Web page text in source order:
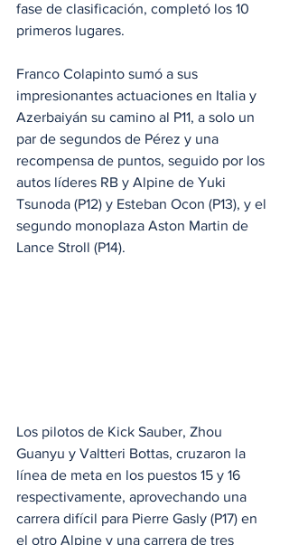
fase de clasificación, completó los 10
primeros lugares.
Franco Colapinto sumó a sus
impresionantes actuaciones en Italia y
Azerbaiyán su camino al P11, a solo un
par de segundos de Pérez y una
recompensa de puntos, seguido por los
autos líderes RB y Alpine de Yuki
Tsunoda (P12) y Esteban Ocon (P13), y el
segundo monoplaza Aston Martin de
Lance Stroll (P14).
Los pilotos de Kick Sauber, Zhou
Guanyu y Valtteri Bottas, cruzaron la
línea de meta en los puestos 15 y 16
respectivamente, aprovechando una
carrera difícil para Pierre Gasly (P17) en
el otro Alpine y una carrera de tres